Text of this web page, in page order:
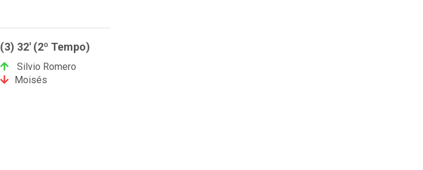
(3) 32' (2º Tempo)
Silvio Romero
Moisés